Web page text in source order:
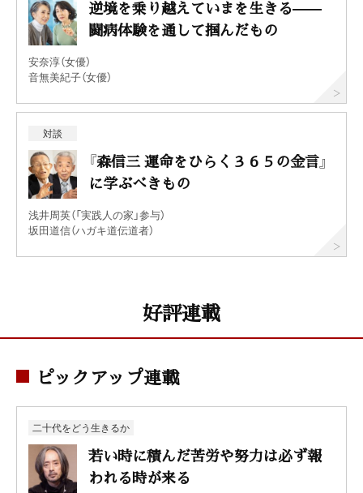
逆境を乗り越えていまを生きる——
闘病体験を通して掴んだもの
安奈淳（女優）
音無美紀子（女優）
対談
『森信三 運命をひらく３６５の金言』
に学ぶべきもの
浅井周英（「実践人の家」参与）
坂田道信（ハガキ道伝道者）
好評連載
ピックアップ連載
二十代をどう生きるか
若い時に積んだ苦労や努力は必ず報
われる時が来る